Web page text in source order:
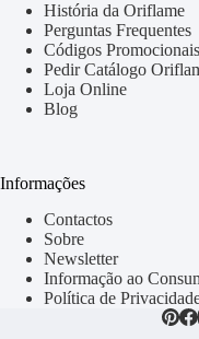
História da Oriflame
Perguntas Frequentes
Códigos Promocionais
Pedir Catálogo
Loja Online
Blog
Informações
Contactos
Sobre
Newsletter
Informação ao
Política de